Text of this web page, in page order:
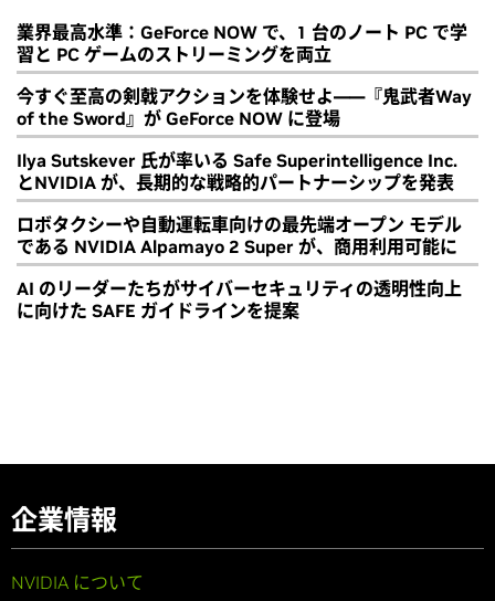
業界最高水準：GeForce NOW で、1 台のノート PC で学
習と PC ゲームのストリーミングを両立
今すぐ至高の剣戟アクションを体験せよ――『鬼武者Way
of the Sword』が GeForce NOW に登場
Ilya Sutskever 氏が率いる Safe Superintelligence Inc.
とNVIDIA が、長期的な戦略的パートナーシップを発表
ロボタクシーや自動運転車向けの最先端オープン モデル
である NVIDIA Alpamayo 2 Super が、商用利用可能に
AI のリーダーたちがサイバーセキュリティの透明性向上
に向けた SAFE ガイドラインを提案
企業情報
NVIDIA について